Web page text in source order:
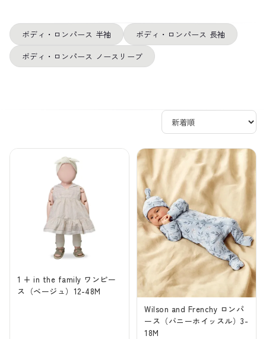
ボディ・ロンパース 半袖
ボディ・ロンパース 長袖
ボディ・ロンパース ノースリーブ
1 + in the family ワンピー
ス（ベージュ）12-48M
Wilson and Frenchy ロンパ
ース（バニーホイッスル）3-
18M